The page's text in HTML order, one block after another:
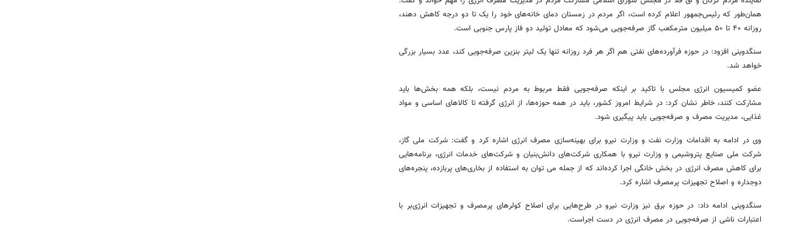
همان‌طور که رئیس‌جمهور اعلام کرده است، اگر مردم در زمستان دمای خانه‌های خود را یک تا دو درجه کاهش دهند،
روزانه ۴۰ تا ۵۰ میلیون مترمکعب گاز صرفه‌جویی می‌شود که معادل تولید دو فاز پارس جنوبی است.
سنگدوینی افزود: در حوزه فرآورده‌های نفتی هم اگر هر فرد روزانه تنها یک لیتر بنزین صرفه‌جویی کند، عدد بسیار بزرگی
خواهد شد.
عضو کمیسیون انرژی مجلس با تاکید بر اینکه صرفه‌جویی فقط مربوط به مردم نیست، بلکه همه بخش‌ها باید
مشارکت کنند، خاطر نشان کرد: در شرایط امروز کشور، باید در همه حوزه‌ها، از انرژی گرفته تا کالاهای اساسی و مواد
غذایی، مدیریت مصرف و صرفه‌جویی باید پیگیری شود.
وی در ادامه به اقدامات وزارت نفت و وزارت نیرو برای بهینه‌سازی مصرف انرژی اشاره کرد و گفت: شرکت ملی گاز،
شرکت ملی صنایع پتروشیمی و وزارت نیرو با همکاری شرکت‌های دانش‌بنیان و شرکت‌های خدمات انرژی، برنامه‌هایی
برای کاهش مصرف انرژی در بخش خانگی اجرا کرده‌اند که از جمله می توان به استفاده از بخاری‌های پربازده، پنجره‌های
دوجداره و اصلاح تجهیزات پرمصرف اشاره کرد.
سنگدوینی ادامه داد: در حوزه برق نیز وزارت نیرو در طرح‌هایی برای اصلاح کولرهای پرمصرف و تجهیزات انرژی‌بر با
اعتبارات ناشی از صرفه‌جویی در مصرف انرژی در دست اجراست.